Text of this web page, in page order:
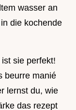
wasser an
die kochende
sie perfekt!
beurre manié
lernst du, wie
das rezept